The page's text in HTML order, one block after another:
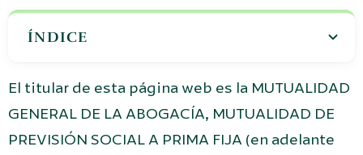
ÍNDICE
El titular de esta página web es la MUTUALIDAD
GENERAL DE LA ABOGACÍA, MUTUALIDAD DE
PREVISIÓN SOCIAL A PRIMA FIJA (en adelante